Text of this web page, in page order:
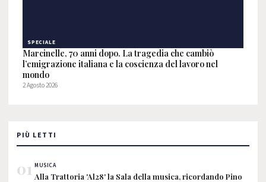
SPECIALE
Marcinelle, 70 anni dopo. La tragedia che cambiò
l’emigrazione italiana e la coscienza del lavoro nel
mondo
2 Agosto 2026
PIÙ LETTI
01 MUSICA
Alla Trattoria 'Al28' la Sala della musica, ricordando Pino